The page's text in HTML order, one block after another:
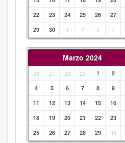
22
23 24 25 26 27
29
30 1 2 3 4
Marzo 2024
26 27 28 29 1 2
4
5 6 7 8 9
11
12 13 14 15 16
18
19 20 21 22 23
25
26 27 28 29 30